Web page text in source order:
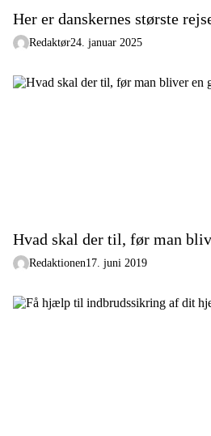
Her er danskernes største
Redaktør24. januar 2025
Hvad skal der til, før man
Redaktionen17. juni 2019